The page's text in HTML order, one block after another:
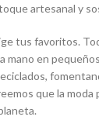
artesanal y
tus favoritos.
mano en
que la moda